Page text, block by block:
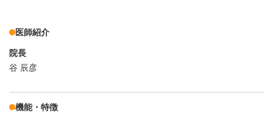
医師紹介
院長
谷 辰彦
機能・特徴